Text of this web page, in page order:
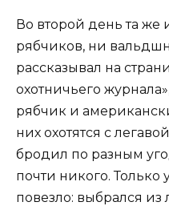
Во второй день та же
рябчиков, ни
рассказывал на
охотничьего
рябчик и
них охотятся с
бродил по разным
почти никого. Только
повезло: выбрался из